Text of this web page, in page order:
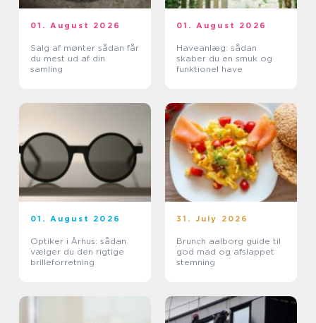
01. August 2026
Salg af mønter sådan får
du mest ud af din
samling
01. August 2026
Haveanlæg: sådan
skaber du en smuk og
funktionel have
01. August 2026
Optiker i Århus: sådan
vælger du den rigtige
brilleforretning
31. July 2026
Brunch aalborg guide til
god mad og afslappet
stemning